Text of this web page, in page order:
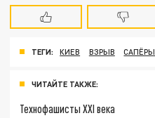
ТЕГИ: КИЕВ ВЗРЫВ САПЁРЫ
ЧИТАЙТЕ ТАКЖЕ:
Технофашисты XXI века